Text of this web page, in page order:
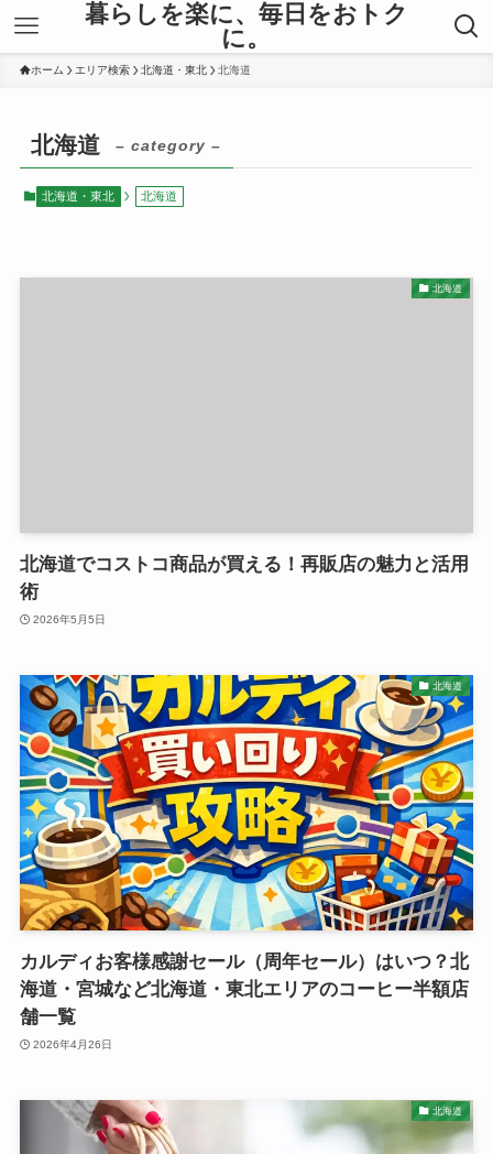
暮らしを楽に、毎日をおトク
に。
ホーム エリア検索 北海道・東北 北海道
北海道 – category –
北海道・東北 北海道
北海道
北海道でコストコ商品が買える！再販店の魅力と活用
術
2026年5月5日
北海道
カルディお客様感謝セール（周年セール）はいつ？北
海道・宮城など北海道・東北エリアのコーヒー半額店
舗一覧
2026年4月26日
北海道